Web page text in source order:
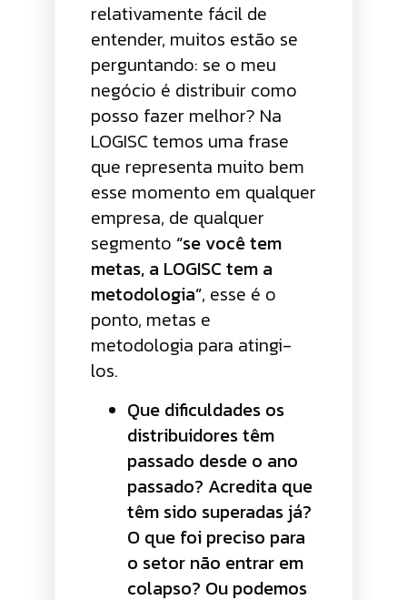
relativamente fácil de
entender, muitos estão se
perguntando: se o meu
negócio é distribuir como
posso fazer melhor? Na
LOGISC temos uma frase
que representa muito bem
esse momento em qualquer
empresa, de qualquer
segmento “se você tem
metas, a LOGISC tem a
metodologia”, esse é o
ponto, metas e
metodologia para atingi-
los.
Que dificuldades os
distribuidores têm
passado desde o ano
passado? Acredita que
têm sido superadas já?
O que foi preciso para
o setor não entrar em
colapso? Ou podemos